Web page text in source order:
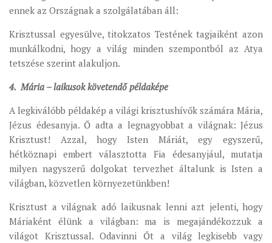
ennek az Országnak a szolgálatában áll:
Krisztussal egyesülve, titokzatos Testének tagjaiként azon
munkálkodni, hogy a világ minden szempontból az Atya
tetszése szerint alakuljon.
4. Mária – laikusok követendő példaképe
A legkiválóbb példakép a világi krisztushívők számára Mária,
Jézus édesanyja. Ő adta a legnagyobbat a világnak: Jézus
Krisztust! Azzal, hogy Isten Máriát, egy egyszerű,
hétköznapi embert választotta Fia édesanyjául, mutatja
milyen nagyszerű dolgokat tervezhet általunk is Isten a
világban, közvetlen környezetünkben!
Krisztust a világnak adó laikusnak lenni azt jelenti, hogy
Máriaként élünk a világban: ma is megajándékozzuk a
világot Krisztussal. Odavinni Őt a világ legkisebb vagy